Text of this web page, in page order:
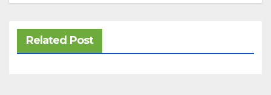
Related Post